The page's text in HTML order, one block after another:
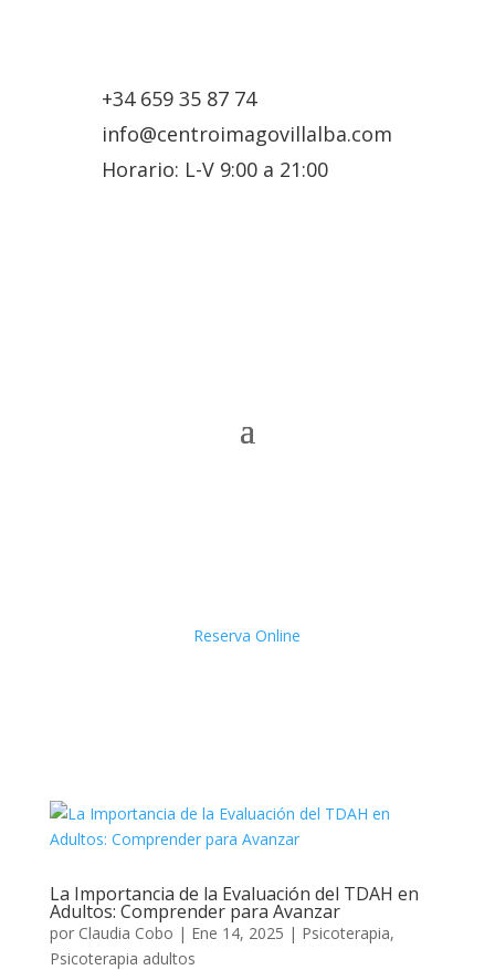
+34 659 35 87 74
info@centroimagovillalba.com
Horario: L-V 9:00 a 21:00
Reserva Online
La Importancia de la Evaluación del TDAH en
Adultos: Comprender para Avanzar
por Claudia Cobo | Ene 14, 2025 | Psicoterapia,
Psicoterapia adultos